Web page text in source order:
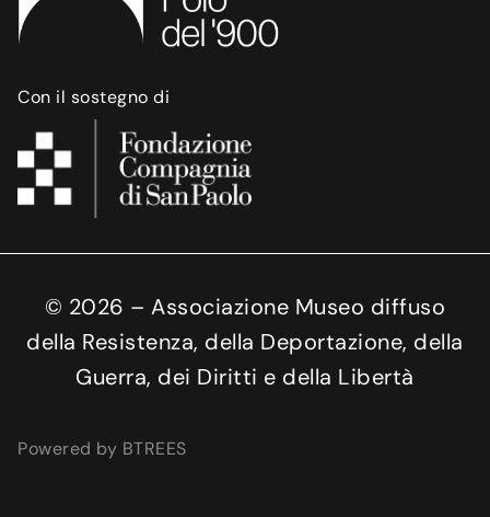
Con il sostegno di
© 2026 – Associazione Museo diffuso
della Resistenza, della Deportazione, della
Guerra, dei Diritti e della Libertà
Powered by BTREES